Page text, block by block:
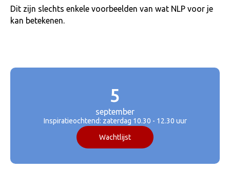
Dit zijn slechts enkele voorbeelden van wat NLP voor je
kan betekenen.
5
september
Inspiratieochtend: zaterdag 10.30 - 12.30 uur
Wachtlijst